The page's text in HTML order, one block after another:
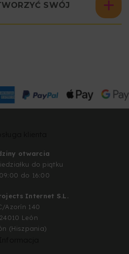
SWÓJ
otwarcia
do piątku
do 16:00
Internet S.L.
Azorín 140
24010 León
(Hiszpania)